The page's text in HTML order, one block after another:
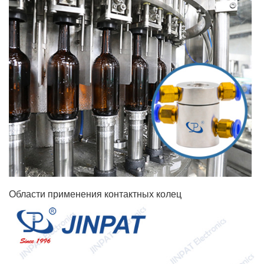
Области применения контактных колец